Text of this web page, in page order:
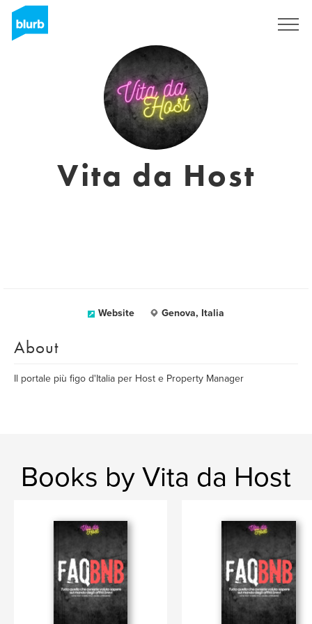
Vita da Host
Website Genova, Italia
About
Il portale più figo d'Italia per Host e Property Manager
Books by Vita da Host